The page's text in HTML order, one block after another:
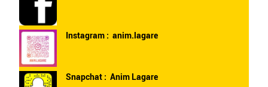
Instagram : anim.lagare
Snapchat : Anim Lagare